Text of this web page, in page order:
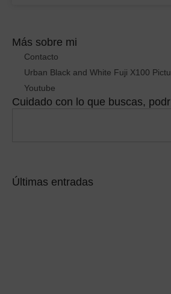
Más sobre mi
Contacto
Urban Black and White Fuji X100
Youtube
Cuidado con lo que buscas,
Últimas entradas